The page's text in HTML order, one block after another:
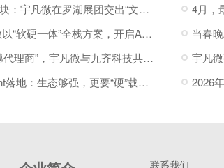
当文博会遇上AI模块：宇凡微在罗湖展团交出“文化+科技”新答卷
4月，
智见AI峰会:宇凡微以“软硬一体”全栈方案，开启AI硬件落地加速度
连续五年荣膺“卓越代理商”，宇凡微与九齐科技共赴新程
火山引擎破局Agent落地：生态够强，更要“硬”载体托底 2026
联系我们